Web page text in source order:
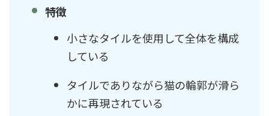
特徴
小さなタイルを使用して全体を構成
している
タイルでありながら猫の輪郭が滑ら
かに再現されている